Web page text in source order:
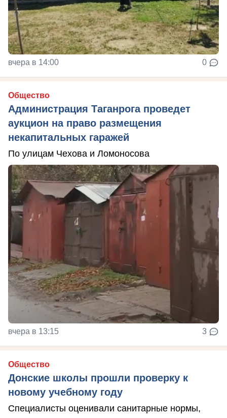
вчера в 14:00 0
Общество
Администрация Таганрога проведет
аукцион на право размещения
некапитальных гаражей
По улицам Чехова и Ломоносова
вчера в 13:15 3
Общество
Донские школы прошли проверку к
новому учебному году
Специалисты оценивали санитарные нормы,